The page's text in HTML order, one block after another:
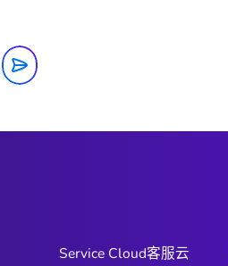
Service Cloud客服云